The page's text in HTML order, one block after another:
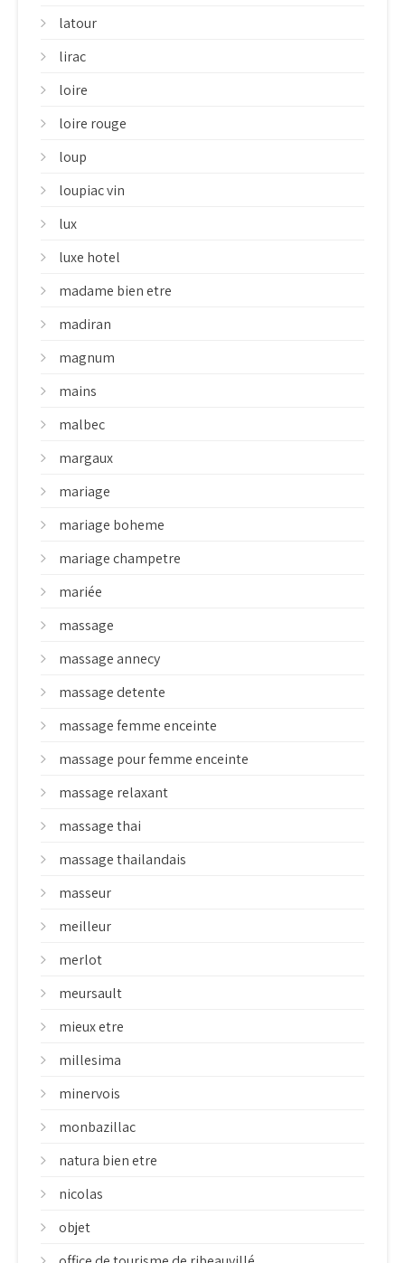
latour
lirac
loire
loire rouge
loup
loupiac vin
lux
luxe hotel
madame bien etre
madiran
magnum
mains
malbec
margaux
mariage
mariage boheme
mariage champetre
mariée
massage
massage annecy
massage detente
massage femme enceinte
massage pour femme enceinte
massage relaxant
massage thai
massage thailandais
masseur
meilleur
merlot
meursault
mieux etre
millesima
minervois
monbazillac
natura bien etre
nicolas
objet